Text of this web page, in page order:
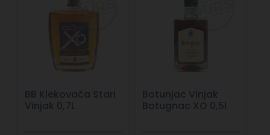
BB Klekovača Stari
Vinjak 0,7L
Botunjac Vinjak
Botugnac XO 0,5l